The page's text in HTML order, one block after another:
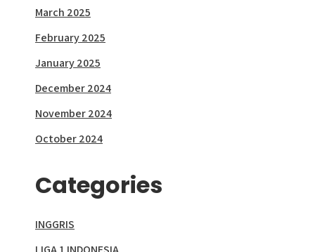
March 2025
February 2025
January 2025
December 2024
November 2024
October 2024
Categories
INGGRIS